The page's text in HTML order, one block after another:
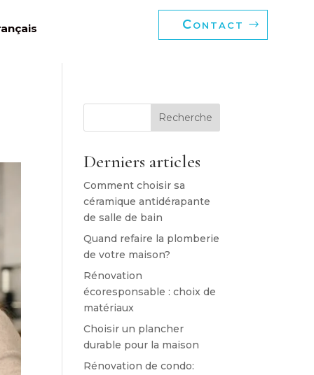
Contact
Recherche
Derniers articles
Comment choisir sa
céramique antidérapante
de salle de bain
Quand refaire la plomberie
de votre maison?
Rénovation
écoresponsable : choix de
matériaux
Choisir un plancher
durable pour la maison
Rénovation de condo: